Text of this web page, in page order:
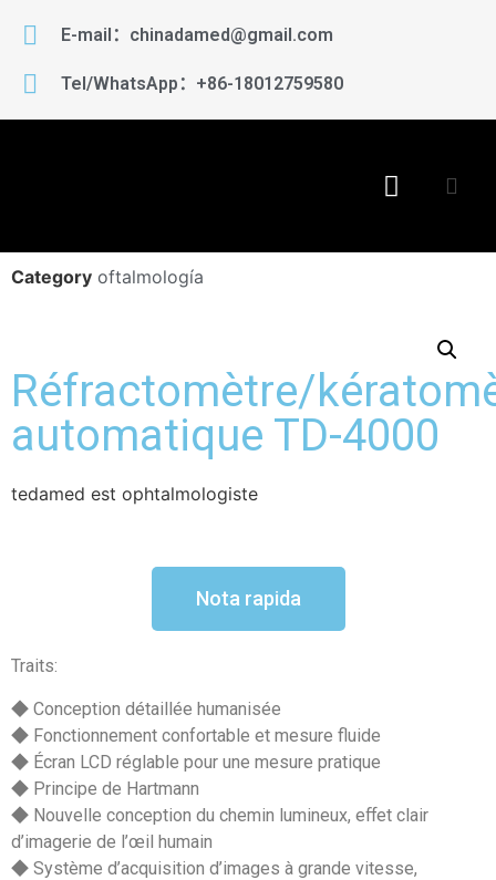
E-mail：chinadamed@gmail.com
Tel/WhatsApp：+86-18012759580
Category oftalmología
Réfractomètre/
automatique TD-4000
tedamed est ophtalmologiste
Nota rapida
Traits:
◆ Conception détaillée humanisée
◆ Fonctionnement confortable et mesure fluide
◆ Écran LCD réglable pour une mesure pratique
◆ Principe de Hartmann
◆ Nouvelle conception du chemin lumineux, eﬀet clair
d’imagerie de l’œil humain
◆ Système d’acquisition d’images à grande vitesse,